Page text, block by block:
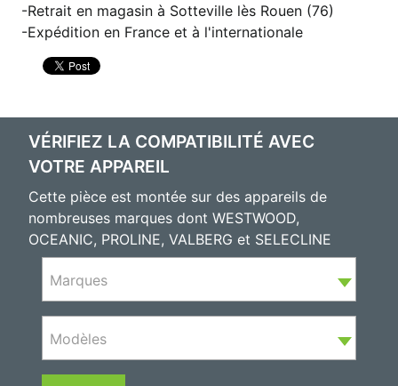
Retrait en magasin à Sotteville lès Rouen (76)
Expédition en France et à l'internationale
VÉRIFIEZ LA COMPATIBILITÉ AVEC
VOTRE APPAREIL
Cette pièce est montée sur des appareils de
nombreuses marques dont WESTWOOD,
OCEANIC, PROLINE, VALBERG et SELECLINE
Marques
Modèles